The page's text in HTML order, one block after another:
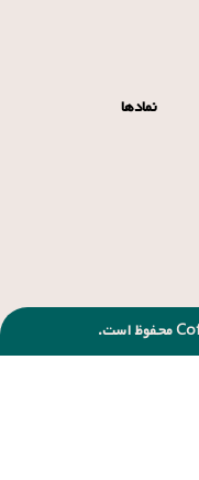
نمادها